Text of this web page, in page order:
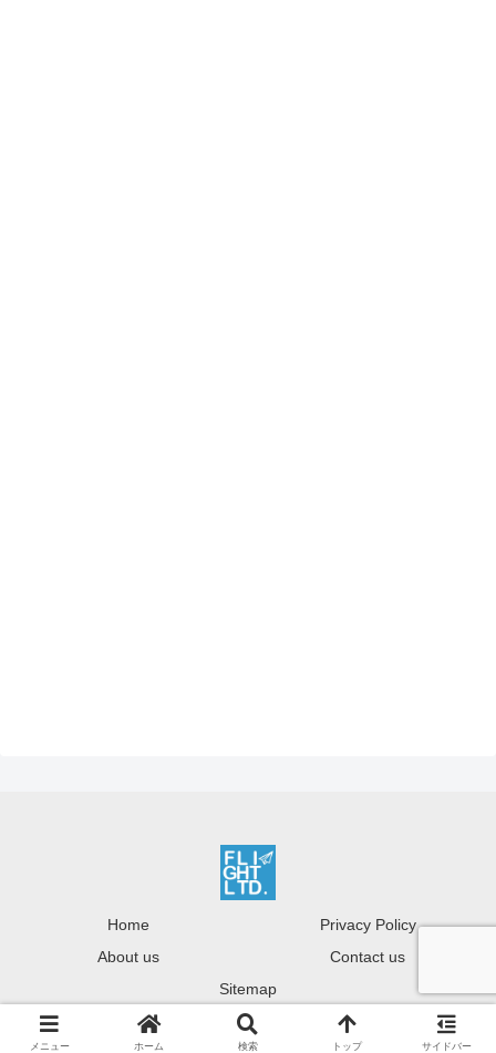
Home
Privacy Policy
About us
Contact us
Sitemap
Copyright © Flight-Ltd. All rights reserved.
メニュー ホーム 検索 トップ サイドバー